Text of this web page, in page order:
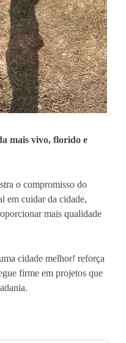
mais vivo, florido e
o compromisso do
em cuidar da cidade,
mais qualidade
cidade melhor! reforça
firme em projetos que